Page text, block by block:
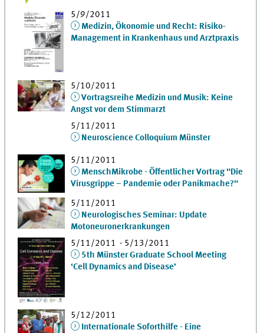
5/9/2011
Medizin, Ökonomie und Recht: Risiko-
Management in Krankenhaus und Arztpraxis
5/10/2011
Vortragsreihe Medizin und Musik: Keine
Angst vor dem Stimmarzt
5/11/2011
Neuroscience Colloquium Münster
5/11/2011
MenschMikrobe - Öffentlicher Vortrag "Die
Virusgrippe – Pandemie oder Panikmache?"
5/11/2011
Neurologisches Seminar: Update
Motoneuronerkrankungen
5/11/2011 - 5/13/2011
5th Münster Graduate School Meeting
‘Cell Dynamics and Disease’
5/12/2011
Internationale Soforthilfe - Eine